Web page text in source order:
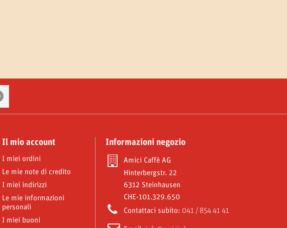
Il mio account
I miei ordini
Le mie note di credito
I miei indirizzi
Le mie informazioni
personali
I miei buoni
Informazioni negozio
Amici Caffè AG
Hinterbergstr. 22
6312 Steinhausen
CHE-101.329.650
Contattaci subito: 041 / 854 41 41